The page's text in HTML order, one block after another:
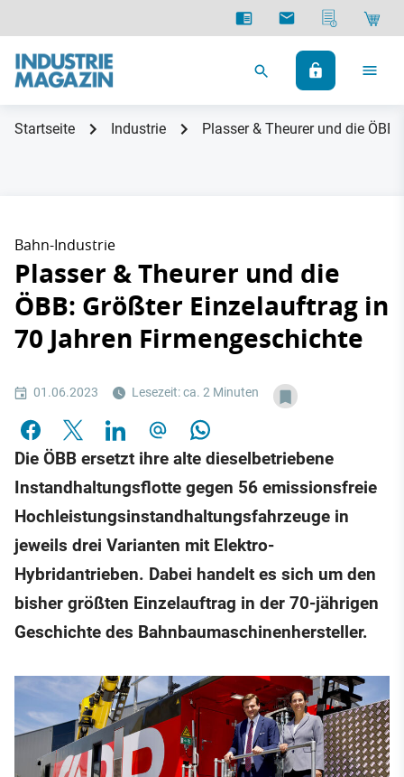
Startseite Industrie Plasser & Theurer und die
Bahn-Industrie
Plasser & Theurer und die
ÖBB: Größter Einzelauftrag in
70 Jahren Firmengeschichte
01.06.2023 Lesezeit: ca. 2 Minuten
Die ÖBB ersetzt ihre alte dieselbetriebene
Instandhaltungsflotte gegen 56 emissionsfreie
Hochleistungsinstandhaltungsfahrzeuge in
jeweils drei Varianten mit Elektro-
Hybridantrieben. Dabei handelt es sich um den
bisher größten Einzelauftrag in der 70-jährigen
Geschichte des Bahnbaumaschinenhersteller.